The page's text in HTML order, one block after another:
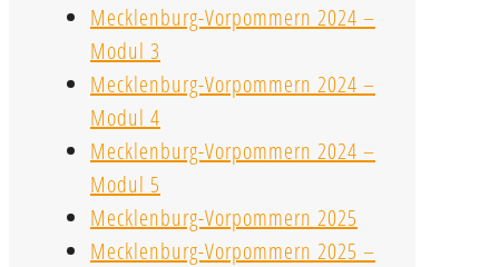
Mecklenburg-Vorpommern 2024 –
Modul 3
Mecklenburg-Vorpommern 2024 –
Modul 4
Mecklenburg-Vorpommern 2024 –
Modul 5
Mecklenburg-Vorpommern 2025
Mecklenburg-Vorpommern 2025 –